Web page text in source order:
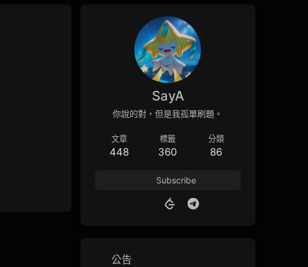
SayA
你說的對，但是我孤單刷題。
文章
448
標籤
360
分類
86
Subscribe
公告